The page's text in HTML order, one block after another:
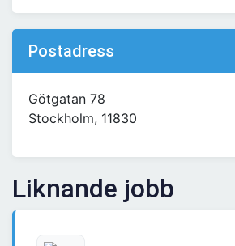
Postadress
Götgatan 78
Stockholm, 11830
Liknande jobb